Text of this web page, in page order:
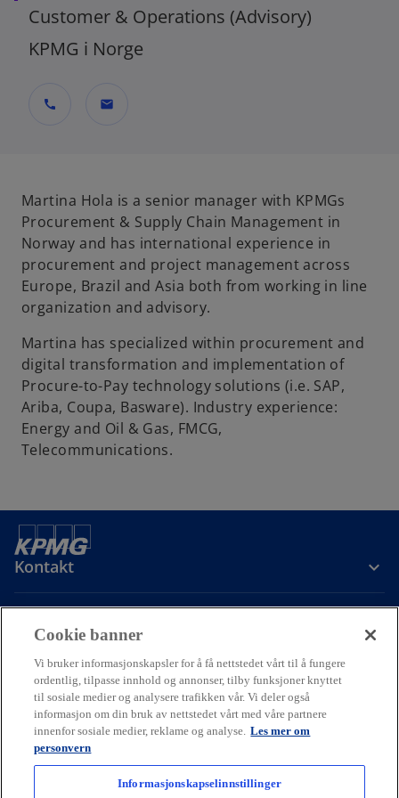
Customer & Operations (Advisory)
KPMG i Norge
call mail
Martina Hola is a senior manager with KPMGs
Procurement & Supply Chain Management in
Norway and has international experience in
procurement and project management across
Europe, Brazil and Asia both from working in line
organization and advisory.
Martina has specialized within procurement and
digital transformation and implementation of
Procure-to-Pay technology solutions (i.e. SAP,
Ariba, Coupa, Basware). Industry experience:
Energy and Oil & Gas, FMCG,
Telecommunications.
Kontakt
Om oss
Karriere
o
e
n
o
p
e
n
o
p
e
n
Cookie banner
Vi bruker informasjonskapsler for å få nettstedet vårt til å fungere
ordentlig, tilpasse innhold og annonser, tilby funksjoner knyttet
til sosiale medier og analysere trafikken vår. Vi deler også
informasjon om din bruk av nettstedet vårt med våre partnere
innenfor sosiale medier, reklame og analyse. Les mer om
personvern
Informasjonskapselinnstillinger